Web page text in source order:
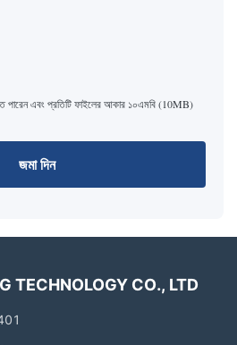
পারেন এবং প্রতিটি ফাইলের আকার ১০এমবি (10MB)
জমা দিন
TECHNOLOGY CO., LTD